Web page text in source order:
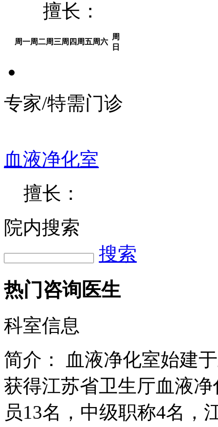
擅长：
周一周二周三周四 周五周六
周
日
专家/特需门诊
血液净化室
擅长：
院内搜索
搜索
热门咨询医生
科室信息
简介：
血液净化室始建
获得江苏省卫生厅血液
员13名，中级职称4名，